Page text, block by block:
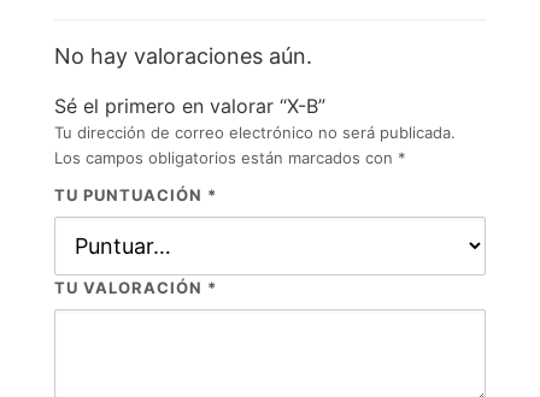
No hay valoraciones aún.
Sé el primero en valorar “X-B”
Tu dirección de correo electrónico no será publicada.
Los campos obligatorios están marcados con *
TU PUNTUACIÓN *
TU VALORACIÓN *